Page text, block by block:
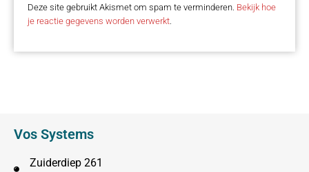
Deze site gebruikt Akismet om spam te verminderen. Bekijk hoe
je reactie gegevens worden verwerkt
Vos Systems
Zuiderdiep 261